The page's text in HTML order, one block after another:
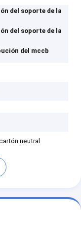
del soporte de la
del soporte de la
del mccb
neutral